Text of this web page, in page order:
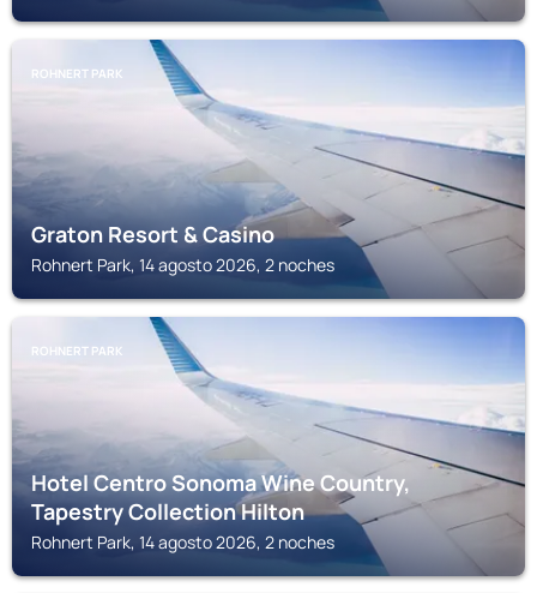
ROHNERT PARK
Graton Resort & Casino
Rohnert Park, 14 agosto 2026, 2 noches
ROHNERT PARK
Hotel Centro Sonoma Wine Country,
Tapestry Collection Hilton
Rohnert Park, 14 agosto 2026, 2 noches